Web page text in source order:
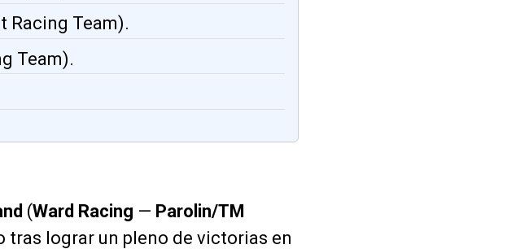
Racing Team).
Team).
(Ward Racing — Parolin/TM
lograr un pleno de victorias en